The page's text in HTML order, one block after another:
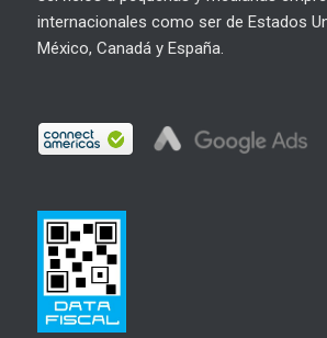
internacionales como ser de Estados
México, Canadá y España.